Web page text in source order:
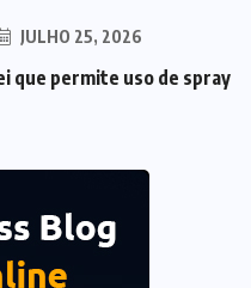
JULHO 25, 2026
que permite uso de spray